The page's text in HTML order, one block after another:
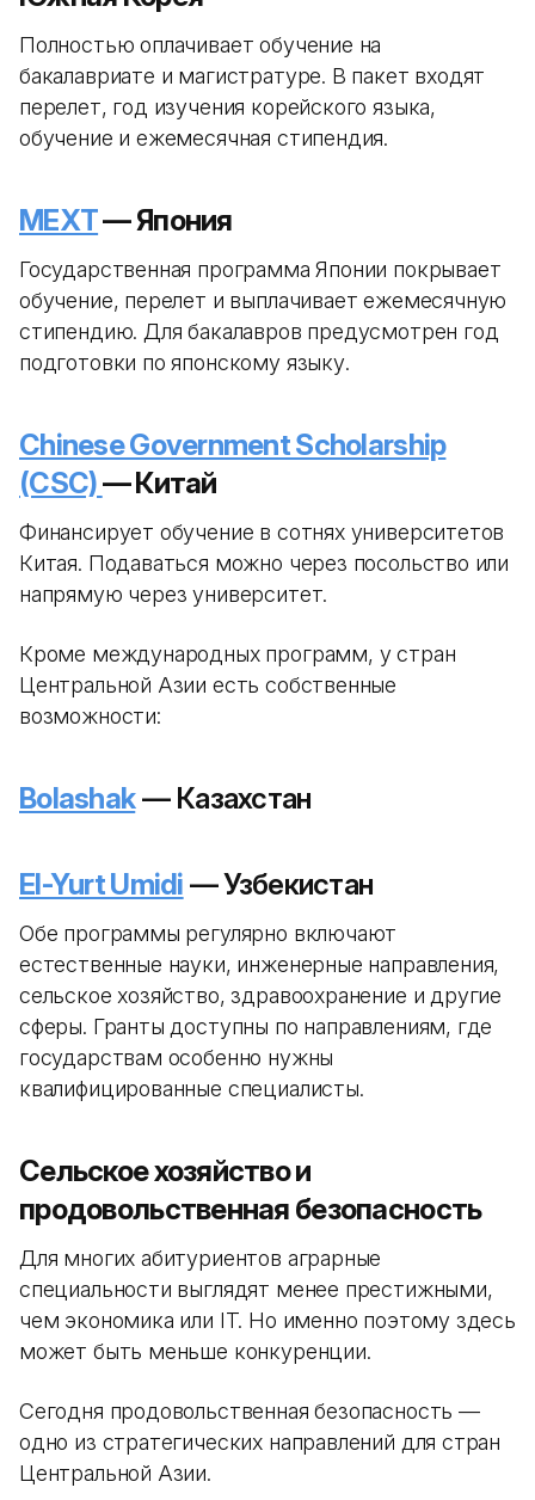
Полностью оплачивает обучение на
бакалавриате и магистратуре. В пакет входят
перелет, год изучения корейского языка,
обучение и ежемесячная стипендия.
MEXT— Япония
Государственная программа Японии покрывает
обучение, перелет и выплачивает ежемесячную
стипендию. Для бакалавров предусмотрен год
подготовки по японскому языку.
Chinese Government Scholarship
(CSC)— Китай
Финансирует обучение в сотнях университетов
Китая. Подаваться можно через посольство или
напрямую через университет.
Кроме международных программ, у стран
Центральной Азии есть собственные
возможности:
Bolashak— Казахстан
El-Yurt Umidi — Узбекистан
Обе программы регулярно включают
естественные науки, инженерные направления,
сельское хозяйство, здравоохранение и другие
сферы. Гранты доступны по направлениям, где
государствам особенно нужны
квалифицированные специалисты.
Сельское хозяйство и
продовольственная безопасность
Для многих абитуриентов аграрные
специальности выглядят менее престижными,
чем экономика или IT. Но именно поэтому здесь
может быть меньше конкуренции.
Сегодня продовольственная безопасность —
одно из стратегических направлений для стран
Центральной Азии.